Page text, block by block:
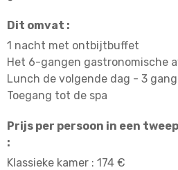
Dit omvat :
1 nacht met ontbijtbuffet
Het 6-gangen gastronomische
Lunch de volgende dag - 3
Toegang tot de spa
Prijs per persoon in een
:
Klassieke kamer : 174 €